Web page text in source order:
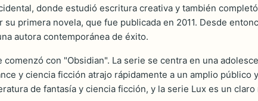
donde estudió escritura creativa y también
primera novela, que fue publicada en 2011. Desde
autora contemporánea de éxito.
comenzó con "Obsidian". La serie se centra en una
y ciencia ficción atrajo rápidamente a un amplio público
de fantasía y ciencia ficción, y la serie Lux es un